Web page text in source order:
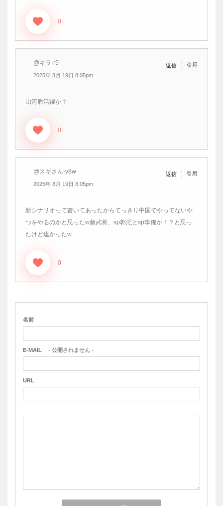
0
@キラ-r5
2025年 8月 19日 8:05pm
返信 引用
山河盾活躍か？
0
@スギさん-v8w
2025年 8月 19日 8:05pm
返信 引用
新シナリオって書いてあったからてっきり中国でやってないや
つをやるのかと思ったw新武将、sp郭汜とsp李傕か！？と思っ
たけど違かったw
0
名前
E-MAIL - 公開されません -
URL